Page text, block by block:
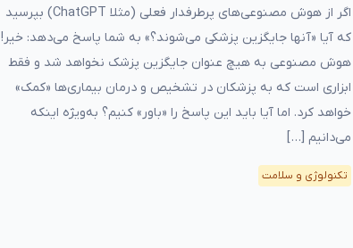
اگر از هوش مصنوعی‌های پرطرفدار فعلی (مثلا ChatGPT) بپرسید
که آیا «آنها جایگزین پزشکی می‌شوند؟» به شما پاسخ می‌دهد: خیر!
هوش مصنوعی به هیچ عنوان جایگزین پزشک نخواهد شد و فقط
ابزاری است که به پزشکان در تشخیص و درمان بیماری‌ها «کمک»
خواهد کرد. اما آیا باید این پاسخ را «باور» کنیم؟ به‌ویژه اینکه
می‌دانیم […]
تکنولوژی و سلامت